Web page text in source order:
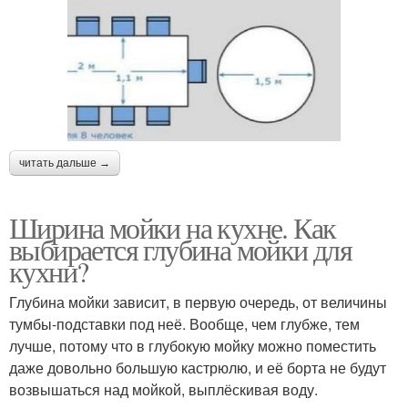
читать дальше →
Ширина мойки на кухне. Как
выбирается глубина мойки для
кухни?
Глубина мойки зависит, в первую очередь, от величины
тумбы-подставки под неё. Вообще, чем глубже, тем
лучше, потому что в глубокую мойку можно поместить
даже довольно большую кастрюлю, и её борта не будут
возвышаться над мойкой, выплёскивая воду.